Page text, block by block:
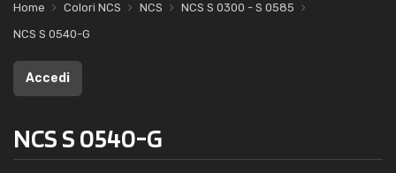
Home Colori NCS NCS
NCS S 0300 - S 0585
NCS S 0540-G
Accedi
NCS S 0540-G